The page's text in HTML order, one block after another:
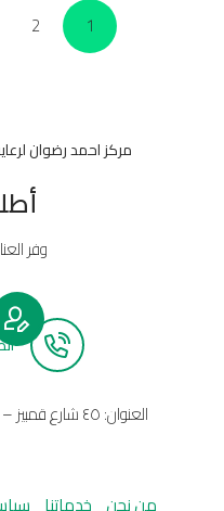
1
2
مركز احمد رضوان
وفر
العنوان: ٤٥ شارع قمبيز – الدقي – امام بوابة ١٠ نادي الصيد